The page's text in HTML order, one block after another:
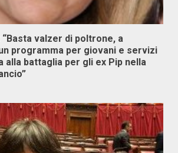
“Basta valzer di poltrone, a
programma per giovani e servizi
alla battaglia per gli ex Pip nella